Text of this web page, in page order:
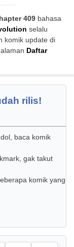
409 bahasa
selalu
komik update di
Daftar
rilis!
baca komik
gak takut
komik yang